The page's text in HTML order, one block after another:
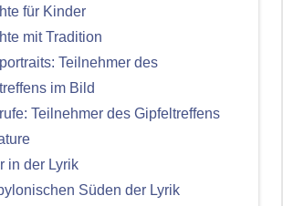
für Kinder
mit Tradition
Teilnehmer des
im Bild
Teilnehmer des Gipfeltreffens
in der Lyrik
Süden der Lyrik